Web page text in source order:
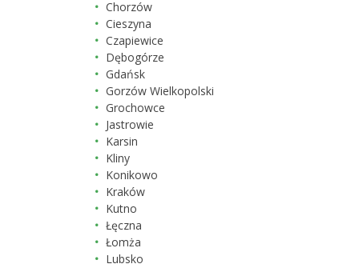
Chorzów
Cieszyna
Czapiewice
Dębogórze
Gdańsk
Gorzów Wielkopolski
Grochowce
Jastrowie
Karsin
Kliny
Konikowo
Kraków
Kutno
Łęczna
Łomża
Lubsko